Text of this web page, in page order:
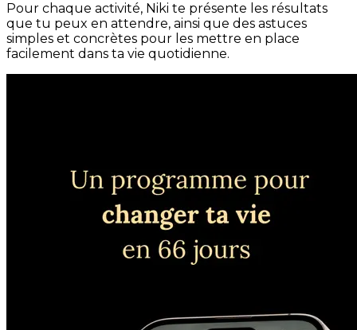
Pour chaque activité, Niki te présente les résultats
que tu peux en attendre, ainsi que des astuces
simples et concrètes pour les mettre en place
facilement dans ta vie quotidienne.